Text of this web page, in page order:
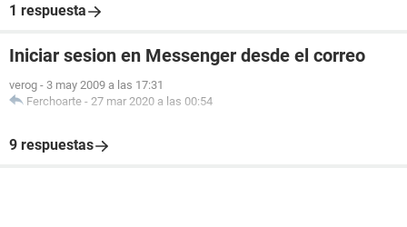
1 respuesta
Iniciar sesion en Messenger desde el correo
verog - 3 may 2009 a las 17:31
Ferchoarte - 27 mar 2020 a las 00:54
9 respuestas